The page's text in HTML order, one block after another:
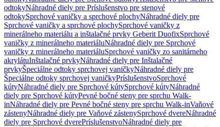
odtokyNáhradné diely pre Príslušenstvo pre stenové
odtokySprchové vaničky a sprchové plochyNáhradné diely pre
Sprchové vaničky a sprchové plochySprchové vaničky z
minerálneho materiálu a inštalačné prvky Geberit DuofixSprchové
vaničky z minerálneho materiáluNáhradné diely pre Sprchové
vaničky z minerálneho materiáluSprchové vaničky zo sanitárneho
akrylátuInštalačné prvkyNáhradné diely pre Inštalačné
prvkyŠpeciálne odtoky sprchovej vaničkyNáhradné diely pre
Špeciálne odtoky sprchovej vaničkyPríslušenstvoSprchové
kútyNáhradné diely pre Sprchové kútySprchové kútyNáhradné
diely pre Sprchové kútyPevné bočné steny pre sprchu Walk-
inNáhradné diely pre Pevné bočné steny pre sprchu Walk-inVaňové
zástenyNáhradné diely pre Vaňové zástenySprchové dvereNáhradné
diely pre Sprchové dverePríslušenstvoNáhradné diely pre